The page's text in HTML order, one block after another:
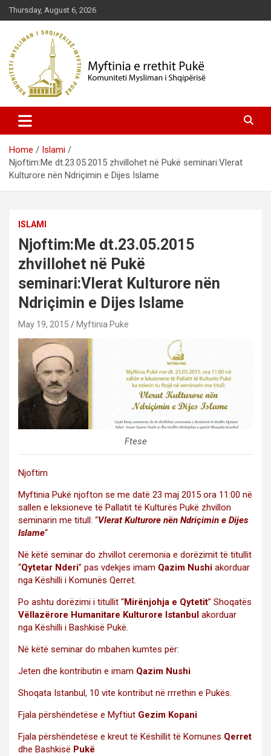
Skip
to
content
Thursday, August 6, 2026
Myftinia Pukë | Faqja Zyrtare
Home
Islami
Njoftim:Me dt.23.05.2015 zhvillohet në Pukë seminari:Vlerat
Kulturore nën Ndriçimin e Dijes Islame
ISLAMI
Njoftim:Me dt.23.05.2015
zhvillohet në Pukë
seminari:Vlerat Kulturore nën
Ndriçimin e Dijes Islame
May 19, 2015 Myftinia Puke
Ftese
Njoftim
Myftinia Pukë njofton se me datë 23 maj 2015 ora 11:00 në
sallen e leksioneve të Pallatit të Kulturës Pukë zhvillon
seminarin me titull: “Vlerat Kulturore nën Ndriçimin e Dijes
Islame“
Në këtë seminar do zhvillot ceremonia e dorëzimit të titullit
“Qytetar Nderi” pas vdekjes imam Qazim Nushi akorduar
nga Këshilli i Komunës Qerret.
Po ashtu dorëzimi i titullit “Mirënjohja e Qytetit” Shoqatës
Vëllazërore Humanitare Kulturore Istanbul akorduar
nga Këshilli i Bashkisë Pukë.
Në këtë seminar do mbahen kumtes për:
Jeten dhe kontributin e imam Qazim Nushi
Shoqata Istanbul, 10 vite kontribut në rrrethin e Pukës.
Fjala përshëndetëse e Myftiut Gezim Kopani
Fjala përshëndetëse e kreut të Këshillit të Komunes Qerret
dhe Bashkisë Pukë